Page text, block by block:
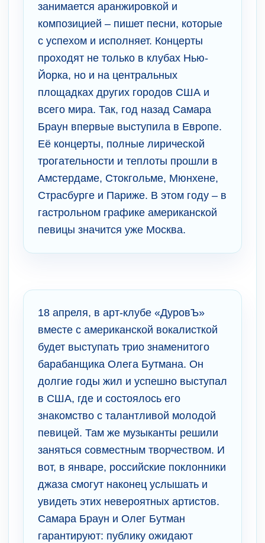
занимается аранжировкой и
композицией – пишет песни, которые
с успехом и исполняет. Концерты
проходят не только в клубах Нью-
Йорка, но и на центральных
площадках других городов США и
всего мира. Так, год назад Самара
Браун впервые выступила в Европе.
Её концерты, полные лирической
трогательности и теплоты прошли в
Амстердаме, Стокгольме, Мюнхене,
Страсбурге и Париже. В этом году – в
гастрольном графике американской
певицы значится уже Москва.
18 апреля, в арт-клубе «ДуровЪ»
вместе с американской вокалисткой
будет выступать трио знаменитого
барабанщика Олега Бутмана. Он
долгие годы жил и успешно выступал
в США, где и состоялось его
знакомство с талантливой молодой
певицей. Там же музыканты решили
заняться совместным творчеством. И
вот, в январе, российские поклонники
джаза смогут наконец услышать и
увидеть этих невероятных артистов.
Самара Браун и Олег Бутман
гарантируют: публику ожидают